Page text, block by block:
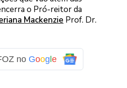
o Pró-reitor da
Mackenzie Prof. Dr.
no Goog e